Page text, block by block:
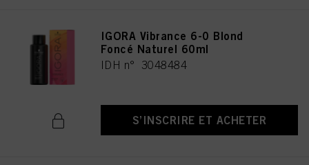
IGORA Vibrance 6-0 Blond
Foncé Naturel 60ml
IDH n° 3048484
S’INSCRIRE ET ACHETER